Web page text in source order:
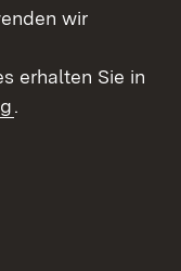
zur
wir
erhalten Sie in
.